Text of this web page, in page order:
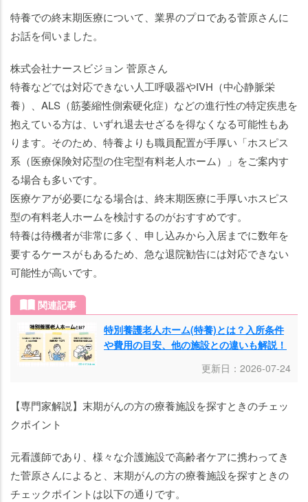
特養での終末期医療について、業界のプロである菅原さんに
お話を伺いました。
株式会社ナースビジョン 菅原さん
特養などでは対応できない人工呼吸器やIVH（中心静脈栄
養）、ALS（筋萎縮性側索硬化症）などの進行性の特定疾患を
抱えている方は、いずれ退去せざるを得なくなる可能性もあ
ります。そのため、特養よりも職員配置が手厚い「ホスピス
系（医療保険対応型の住宅型有料老人ホーム）」をご案内す
る場合も多いです。
医療ケアが必要になる場合は、終末期医療に手厚いホスピス
型の有料老人ホームを検討するのがおすすめです。
特養は待機者が非常に多く、申し込みから入居までに数年を
要するケースがもあるため、急な退院勧告には対応できない
可能性が高いです。
関連記事
特別養護老人ホーム(特養)とは？入所条件
や費用の目安、他の施設との違いも解説！
更新日：2026-07-24
【専門家解説】末期がんの方の療養施設を探すときのチェッ
クポイント
元看護師であり、様々な介護施設で高齢者ケアに携わってき
た菅原さんによると、末期がんの方の療養施設を探すときの
チェックポイントは以下の通りです。